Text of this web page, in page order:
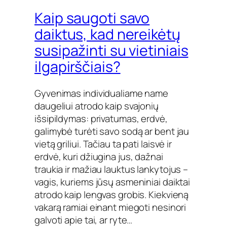
Kaip saugoti savo
daiktus, kad nereikėtų
susipažinti su vietiniais
ilgapirščiais?
Gyvenimas individualiame name
daugeliui atrodo kaip svajonių
išsipildymas: privatumas, erdvė,
galimybė turėti savo sodą ar bent jau
vietą griliui. Tačiau ta pati laisvė ir
erdvė, kuri džiugina jus, dažnai
traukia ir mažiau lauktus lankytojus –
vagis, kuriems jūsų asmeniniai daiktai
atrodo kaip lengvas grobis. Kiekvieną
vakarą ramiai einant miegoti nesinori
galvoti apie tai, ar ryte…